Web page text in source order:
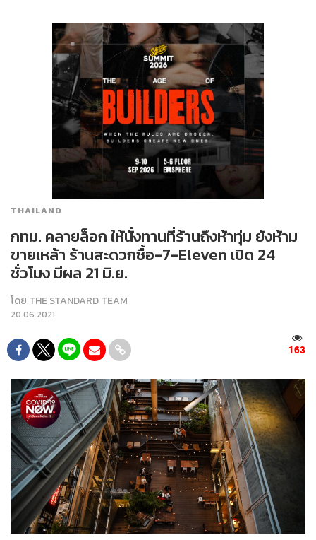
THAILAND
กทม. คลายล็อก ให้นั่งทานที่ร้านถึงห้าทุ่ม ยังห้าม
ขายเหล้า ร้านสะดวกซื้อ-7-Eleven เปิด 24
ชั่วโมง มีผล 21 มิ.ย.
โดย THE STANDARD TEAM
20.06.2021
163